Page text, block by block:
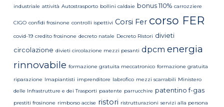
industriale attività Autostrasporto bollini caldaie bonus 110% carrozziere
CIGO confidi frosinone controlli ispettivi Corsi Fer corso FER
covid-19 credito frosinone decreto natale Decreto Ristori divieti
circolazione divieti circolazione mezzi pesanti dpcm energia
rinnovabile formazione gratuita meccatronico formazione gratuita
riparazione Imapiantisti imprenditore labrofico mezzi scarrabili Ministero
delle Infrastrutture e dei Trasporti paatente parrucchire patentino f-gas
prestiti frosinone rimborso accise ristori ristrutturazioni servizi alla persona